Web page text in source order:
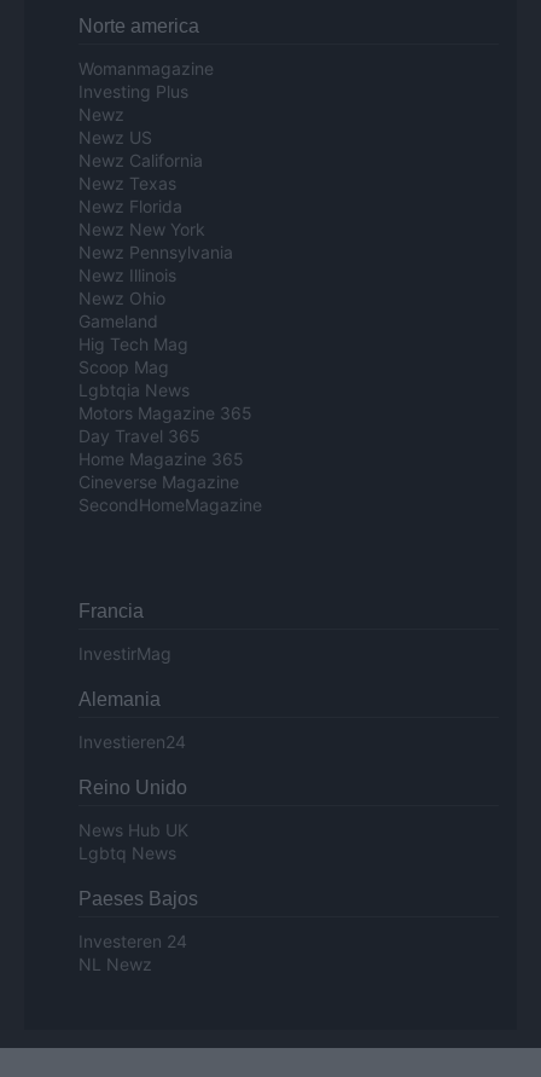
Norte america
Womanmagazine
Investing Plus
Newz
Newz US
Newz California
Newz Texas
Newz Florida
Newz New York
Newz Pennsylvania
Newz Illinois
Newz Ohio
Gameland
Hig Tech Mag
Scoop Mag
Lgbtqia News
Motors Magazine 365
Day Travel 365
Home Magazine 365
Cineverse Magazine
SecondHomeMagazine
Francia
InvestirMag
Alemania
Investieren24
Reino Unido
News Hub UK
Lgbtq News
Paeses Bajos
Investeren 24
NL Newz